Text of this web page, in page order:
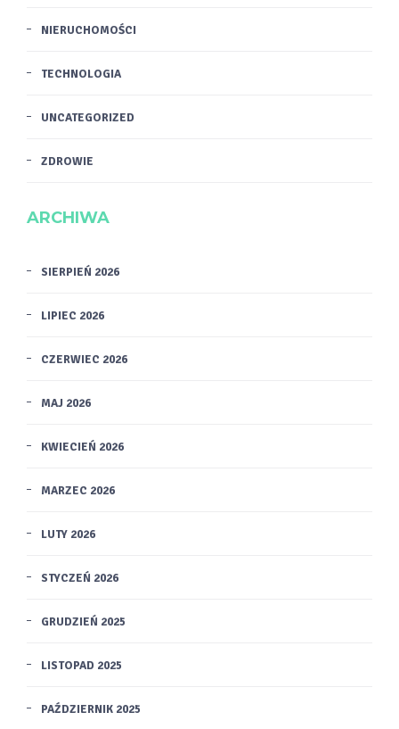
NIERUCHOMOŚCI
TECHNOLOGIA
UNCATEGORIZED
ZDROWIE
ARCHIWA
SIERPIEŃ 2026
LIPIEC 2026
CZERWIEC 2026
MAJ 2026
KWIECIEŃ 2026
MARZEC 2026
LUTY 2026
STYCZEŃ 2026
GRUDZIEŃ 2025
LISTOPAD 2025
PAŹDZIERNIK 2025